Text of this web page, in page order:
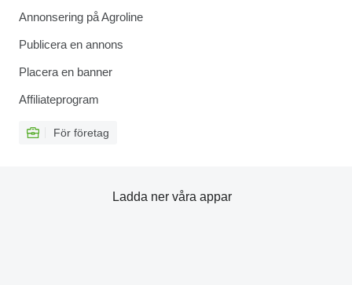
Annonsering på Agroline
Publicera en annons
Placera en banner
Affiliateprogram
För företag
Ladda ner våra appar